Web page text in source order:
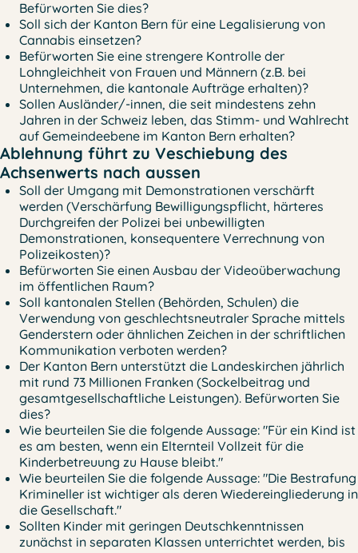
Befürworten Sie dies?
Soll sich der Kanton Bern für eine Legalisierung von
Cannabis einsetzen?
Befürworten Sie eine strengere Kontrolle der
Lohngleichheit von Frauen und Männern (z.B. bei
Unternehmen, die kantonale Aufträge erhalten)?
Sollen Ausländer/-innen, die seit mindestens zehn
Jahren in der Schweiz leben, das Stimm- und Wahlrecht
auf Gemeindeebene im Kanton Bern erhalten?
Ablehnung führt zu Veschiebung des
Achsenwerts nach aussen
Soll der Umgang mit Demonstrationen verschärft
werden (Verschärfung Bewilligungspflicht, härteres
Durchgreifen der Polizei bei unbewilligten
Demonstrationen, konsequentere Verrechnung von
Polizeikosten)?
Befürworten Sie einen Ausbau der Videoüberwachung
im öffentlichen Raum?
Soll kantonalen Stellen (Behörden, Schulen) die
Verwendung von geschlechtsneutraler Sprache mittels
Genderstern oder ähnlichen Zeichen in der schriftlichen
Kommunikation verboten werden?
Der Kanton Bern unterstützt die Landeskirchen jährlich
mit rund 73 Millionen Franken (Sockelbeitrag und
gesamtgesellschaftliche Leistungen). Befürworten Sie
dies?
Wie beurteilen Sie die folgende Aussage: "Für ein Kind ist
es am besten, wenn ein Elternteil Vollzeit für die
Kinderbetreuung zu Hause bleibt."
Wie beurteilen Sie die folgende Aussage: "Die Bestrafung
Krimineller ist wichtiger als deren Wiedereingliederung in
die Gesellschaft."
Sollten Kinder mit geringen Deutschkenntnissen
zunächst in separaten Klassen unterrichtet werden, bis